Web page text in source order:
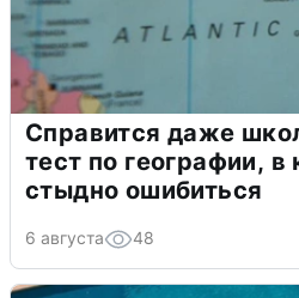
Справится даже
тест по географии, в
стыдно ошибиться
6 августа 48